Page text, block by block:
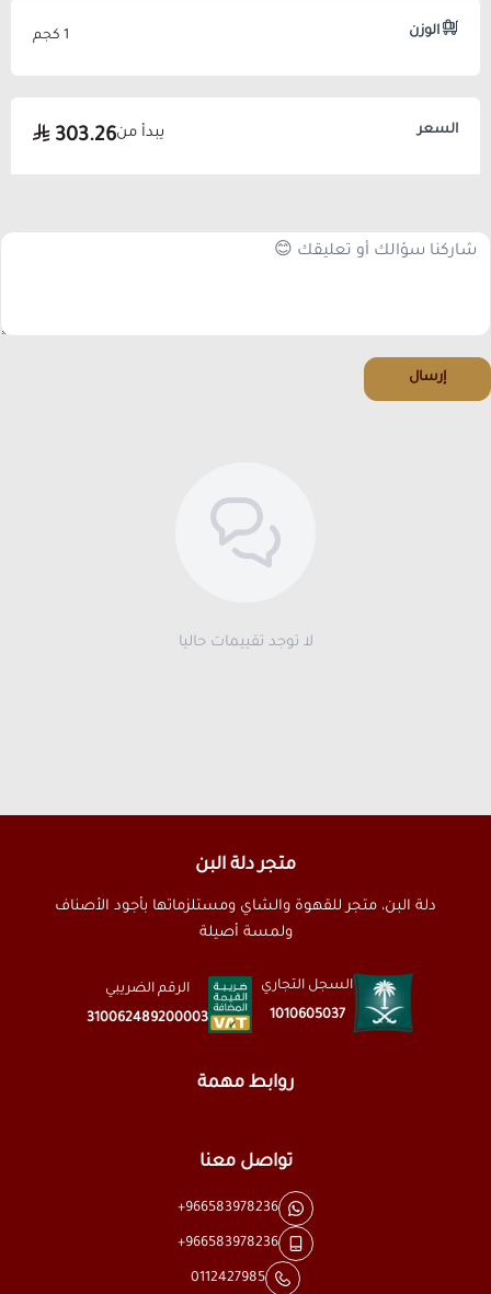
الوزن 1 كجم
السعر يبدأ من303.26
إرسال
لا توجد تقييمات حاليا
متجر دلة البن
دلة البن، متجر للقهوة والشاي ومستلزماتها بأجود الأصناف
ولمسة أصيلة
السجل التجاري
1010605037
الرقم الضريبي
310062489200003
روابط مهمة
تواصل معنا
+966583978236
+966583978236
0112427985